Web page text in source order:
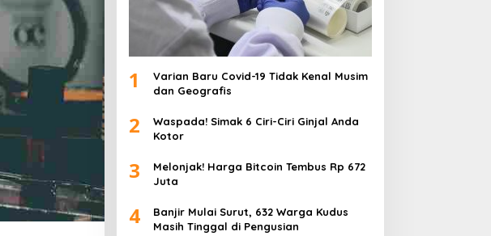
1
Varian Baru Covid-19 Tidak Kenal Musim
dan Geografis
2
Waspada! Simak 6 Ciri-Ciri Ginjal Anda
Kotor
3
Melonjak! Harga Bitcoin Tembus Rp 672
Juta
4
Banjir Mulai Surut, 632 Warga Kudus
Masih Tinggal di Pengusian